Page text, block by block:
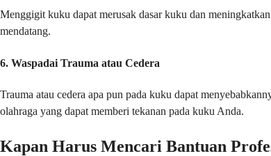
Menggigit kuku dapat merusak dasar kuku dan
mendatang.
6. Waspadai Trauma atau Cedera
Trauma atau cedera apa pun pada kuku dapat
olahraga yang dapat memberi tekanan pada kuku Anda.
Kapan Harus Mencari Bantuan